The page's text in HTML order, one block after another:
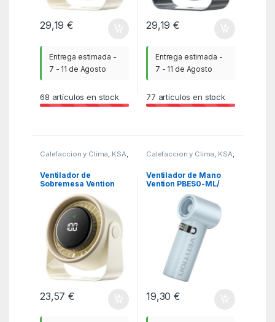
29,19€
Entrega estimada -
7 - 11 de Agosto
68 artículos en stock
29,19€
Entrega estimada -
7 - 11 de Agosto
77 artículos en stock
Calefaccion y Clima, KSA,
Ventilador de
Sobremesa Vention
PBJN0/ 10W/ 7 Aspas/
3 Velocidades
23,57€
Calefaccion y Clima, KSA,
Ventilador de Mano
Vention PBES0-ML/
100 velocidades
19,30€